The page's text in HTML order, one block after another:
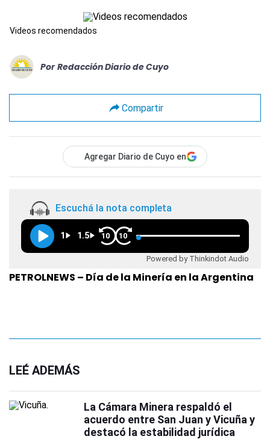
Videos recomendados
Por Redacción Diario de Cuyo
Compartir
Agregar Diario de Cuyo en
Escuchá la nota completa
1 1.5 10 10
Powered by Thinkindot Audio
PETROLNEWS – Día de la Minería en la Argentina
LEÉ ADEMÁS
La Cámara Minera respaldó el
acuerdo entre San Juan y Vicuña y
destacó la estabilidad jurídica